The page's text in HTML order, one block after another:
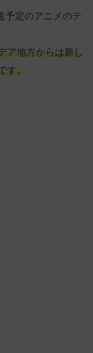
予定のアニメのテ
ア地方からは新し
す。